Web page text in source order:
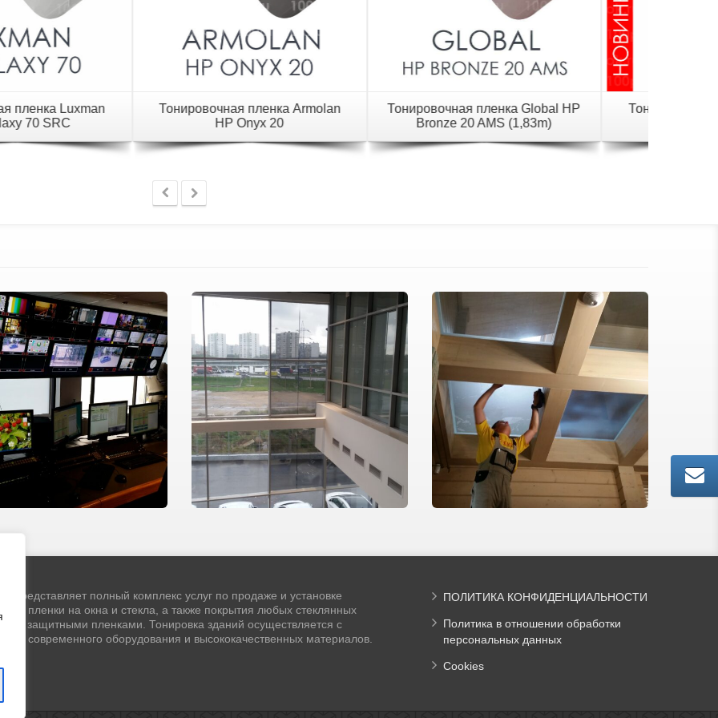
пленка Luxman
HP Galaxy 15 SRC
Тонировочная пленка Luxman
HP Galaxy 05 SRC
Тонировочная пленка Luxman
HP Galaxy 20 SRC
представляет полный комплекс услуг по продаже и установке
пленки на окна и стекла, а также покрытия любых стеклянных
защитными пленками. Тонировка зданий осуществляется с
современного оборудования и высококачественных материалов.
ПОЛИТИКА КОНФИДЕНЦИАЛЬНОСТИ
Политика в отношении обработки
персональных данных
Cookies